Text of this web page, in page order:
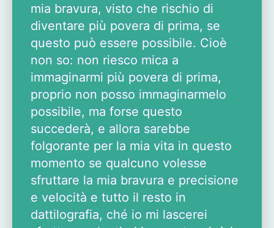
mia bravura, visto che rischio di
diventare più povera di prima, se
questo può essere possibile. Cioè
non so: non riesco mica a
immaginarmi più povera di prima,
proprio non posso immaginarmelo
possibile, ma forse questo
succederà, e allora sarebbe
folgorante per la mia vita in questo
momento se qualcuno volesse
sfruttare la mia bravura e precisione
e velocità e tutto il resto in
dattilografia, ché io mi lascerei